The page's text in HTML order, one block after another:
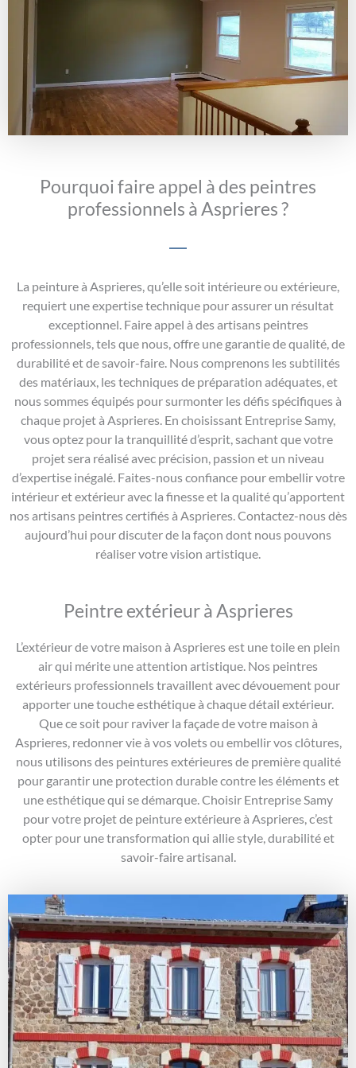
Pourquoi faire appel à des peintres
professionnels à Asprieres ?
La peinture à Asprieres, qu’elle soit intérieure ou extérieure,
requiert une expertise technique pour assurer un résultat
exceptionnel. Faire appel à des artisans peintres
professionnels, tels que nous, offre une garantie de qualité, de
durabilité et de savoir-faire. Nous comprenons les subtilités
des matériaux, les techniques de préparation adéquates, et
nous sommes équipés pour surmonter les défis spécifiques à
chaque projet à Asprieres. En choisissant Entreprise Samy,
vous optez pour la tranquillité d’esprit, sachant que votre
projet sera réalisé avec précision, passion et un niveau
d’expertise inégalé. Faites-nous confiance pour embellir votre
intérieur et extérieur avec la finesse et la qualité qu’apportent
nos artisans peintres certifiés à Asprieres. Contactez-nous dès
aujourd’hui pour discuter de la façon dont nous pouvons
réaliser votre vision artistique.
Peintre extérieur à Asprieres
L’extérieur de votre maison à Asprieres est une toile en plein
air qui mérite une attention artistique. Nos peintres
extérieurs professionnels travaillent avec dévouement pour
apporter une touche esthétique à chaque détail extérieur.
Que ce soit pour raviver la façade de votre maison à
Asprieres, redonner vie à vos volets ou embellir vos clôtures,
nous utilisons des peintures extérieures de première qualité
pour garantir une protection durable contre les éléments et
une esthétique qui se démarque. Choisir Entreprise Samy
pour votre projet de peinture extérieure à Asprieres, c’est
opter pour une transformation qui allie style, durabilité et
savoir-faire artisanal.